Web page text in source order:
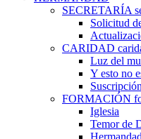
SECRETARÍA
Solicitud
CARIDAD
Luz del
Y esto no
FORMACIÓN
Iglesia
Temor de
Hermandad